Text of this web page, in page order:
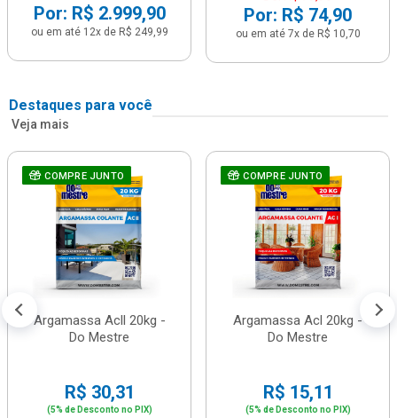
Por: R$ 2.999,90
ou em até 12x de R$ 249,99
Por: R$ 74,90
ou em até 7x de R$ 10,70
Destaques para você
Veja mais
COMPRE JUNTO
Argamassa Acll 20kg -
Do Mestre
R$ 30,31
(5% de Desconto no PIX)
COMPRE JUNTO
Argamassa Acl 20kg -
Do Mestre
R$ 15,11
(5% de Desconto no PIX)